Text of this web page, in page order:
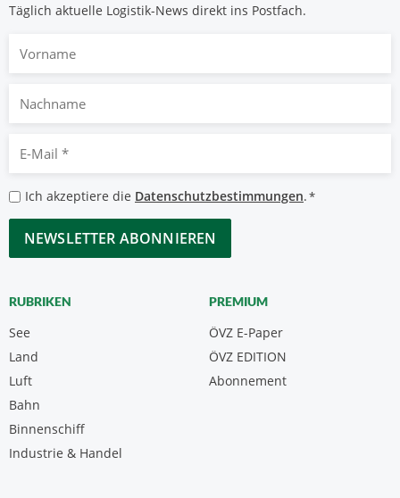
Täglich aktuelle Logistik-News direkt ins Postfach.
Nachname
Mail
Datenschutzbestimmungen
*
Ich akzeptiere die Datenschutzbestimmungen.*
CAPTCHA
RUBRIKEN
See
Land
Luft
Bahn
Binnenschiff
Industrie & Handel
PREMIUM
ÖVZ E-Paper
Abonnement
ÖVZ EDITION